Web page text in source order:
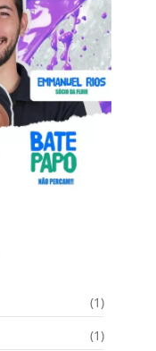
(1)
(1)